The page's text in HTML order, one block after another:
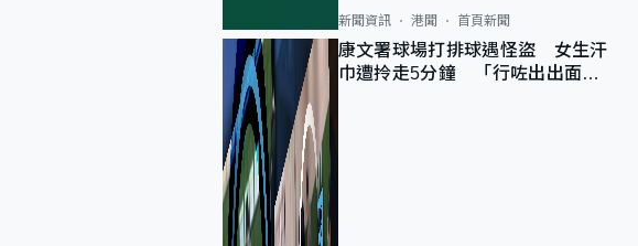
新聞資訊 港聞 首頁新聞
康文署球場打排球遇怪盜 女生汗
巾遭拎走5分鐘 「行咗出出面唔